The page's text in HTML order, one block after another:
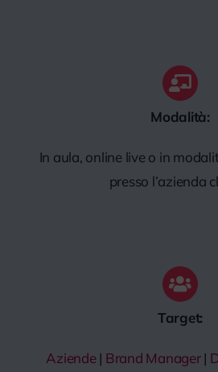
Modalità:
In aula, online live o in
presso l’azienda
Target:
Aziende| Brand Manager|